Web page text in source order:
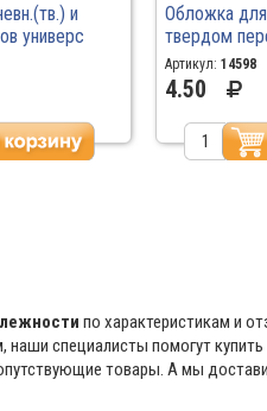
и
универс
222.3
Обложка
твердом
слоем
/100/1000
Артикул: 14598
4.50
по характеристикам и
специалисты помогут купить
товары. А мы